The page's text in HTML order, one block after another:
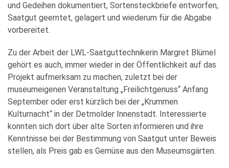
und Gedeihen dokumentiert, Sortensteckbriefe entworfen,
Saatgut geerntet, gelagert und wiederum für die Abgabe
vorbereitet.
Zu der Arbeit der LWL-Saatguttechnikerin Margret Blümel
gehört es auch, immer wieder in der Öffentlichkeit auf das
Projekt aufmerksam zu machen, zuletzt bei der
museumeigenen Veranstaltung „Freilichtgenuss“ Anfang
September oder erst kürzlich bei der „Krummen
Kulturnacht“ in der Detmolder Innenstadt. Interessierte
konnten sich dort über alte Sorten informieren und ihre
Kenntnisse bei der Bestimmung von Saatgut unter Beweis
stellen, als Preis gab es Gemüse aus den Museumsgärten.